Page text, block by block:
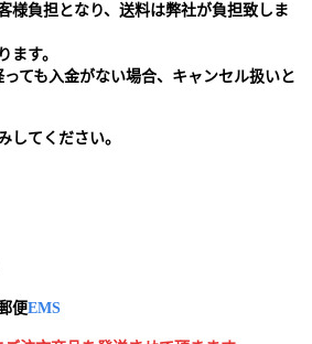
様負担となり、送料は弊社が負担致しま
ます。
ても入金がない場合、キャンセル扱いと
してください。
便EMS